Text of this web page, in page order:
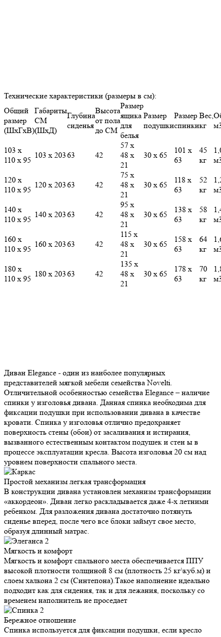
Технические характеристики (размеры в см):
Общий
размер
(ШхГхВ)
Габариты
СМ
(ШхД)
Глубина
сиденья
Высота
от пола
до СМ
Размер
ящика
для
белья
Размер
подушки
Размер
спинки
Вес,
кг
103 х
110 х 95
103 х 20363 42
57 х
48 х
21
30 х 65
101 х
63
45
кг
120 х
110 х 95
120 х 20363 42
75 х
48 х
21
30 х 65
118 х
63
52
кг
140 х
110 х 95
140 х 20363 42
95 х
48 х
21
30 х 65
138 х
63
58
кг
160 х
110 х 95
160 х 20363 42
115 х
48 х
21
30 х 65
158 х
63
64
кг
180 х
110 х 95
180 х 20363 42
135 х
48 х
21
30 х 65
178 х
63
70
кг
Диван Elegance - один из наиболее популярных
представителей мягкой мебели семейства Novelti.
Отличительной особенностью семейства Elegance – наличие
спинки у изголовья дивана. Данная спинка необходима для
фиксации подушки при использовании дивана в качестве
кровати. Спинка у изголовья отлично предохраняет
поверхность стены (обои) от засаливания и истирания,
вызванного естественным контактом подушек и стен ы в
процессе эксплуатации кресла. Высота изголовья 20 см над
уровнем поверхности спального места.
Простой механизм легкая трансформация
В конструкции дивана установлен механизм трансформации
«аккордеон». Диван легко раскладывается даже 4-х летними
ребенком. Для разложения дивана достаточно потянуть
сиденье вперед, после чего все блоки займут свое место,
образуя длинный матрас.
Мягкость и комфорт
Мягкость и комфорт спального места обеспечивается ППУ
высокой плотности толщиной 8 см (плотность 25 кг\куб.м) и
слоем халкона 2 см (Синтепона).Такое наполнение идеально
подходит как для сидения, так и для лежания, поскольку со
временем наполнитель не проседает
Бережное отношение
Спинка используется для фиксации подушки, если кресло